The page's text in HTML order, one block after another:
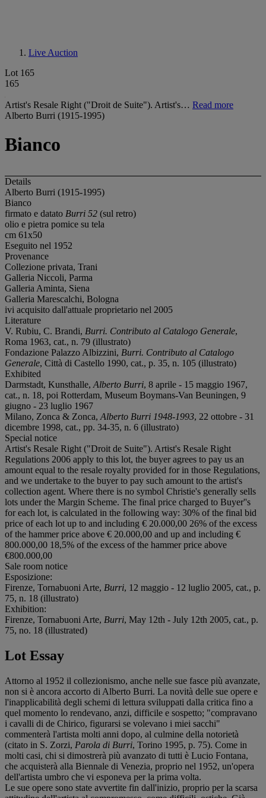
Live Auction
Lot 165
165
Artist's Resale Right ("Droit de Suite"). Artist's… Read more
Alberto Burri (1915-1995)
Bianco
Details
Alberto Burri (1915-1995)
Bianco
firmato e datato Burri 52 (sul retro)
olio e pietra pomice su tela
cm 61x50
Eseguito nel 1952
Provenance
Collezione privata, Trani
Galleria Niccoli, Parma
Galleria Aminta, Siena
Galleria Marescalchi, Bologna
ivi acquisito dall'attuale proprietario nel 2005
Literature
V. Rubiu, C. Brandi, Burri. Contributo al Catalogo Generale,
Roma 1963, cat., n. 79 (illustrato)
Fondazione Palazzo Albizzini, Burri. Contributo al Catalogo
Generale, Città di Castello 1990, cat., p. 35, n. 105 (illustrato)
Exhibited
Darmstadt, Kunsthalle, Alberto Burri, 8 aprile - 15 maggio 1967,
cat., n. 18, poi Rotterdam, Museum Boymans-Van Beuningen, 9
giugno - 23 luglio 1967
Milano, Zonca & Zonca, Alberto Burri 1948-1993, 22 ottobre - 31
dicembre 1998, cat., pp. 34-35, n. 6 (illustrato)
Special notice
Artist's Resale Right ("Droit de Suite"). Artist's Resale Right
Regulations 2006 apply to this lot, the buyer agrees to pay us an
amount equal to the resale royalty provided for in those Regulations,
and we undertake to the buyer to pay such amount to the artist's
collection agent. Where there is no symbol Christie's generally sells
lots under the Margin Scheme. The final price charged to Buyer''s
for each lot, is calculated in the following way: 30% of the final bid
price of each lot up to and including € 20.000,00 26% of the excess
of the hammer price above € 20.000,00 and up and including €
800.000,00 18,5% of the excess of the hammer price above
€800.000,00
Sale room notice
Esposizione:
Firenze, Tornabuoni Arte, Burri, 12 maggio - 12 luglio 2005, cat., p.
75, n. 18 (illustrato)
Exhibition:
Firenze, Tornabuoni Arte, Burri, May 12th - July 12th 2005, cat., p.
75, no. 18 (illustrated)
Lot Essay
Attorno al 1952 il collezionismo, anche nelle sue fasce più avanzate,
non si è ancora accorto di Alberto Burri. La novità delle sue opere e
l'inapplicabilità degli schemi di lettura sviluppati dalla critica fino a
quel momento lo rendevano, anzi, difficile e sospetto; "compravano
i cavalli di de Chirico, figurarsi se volevano i miei sacchi"
commenterà l'artista molti anni dopo, al culmine della notorietà
(citato in S. Zorzi, Parola di Burri, Torino 1995, p. 75). Come in
molti casi, chi si dimostrerà più avanzato di tutti è Lucio Fontana,
che acquisterà alla Biennale di Venezia, proprio nel 1952, un'opera
dell'artista umbro che vi esponeva per la prima volta.
Le sue opere sono state avvertite fin dall'inizio, proprio per la scarsa